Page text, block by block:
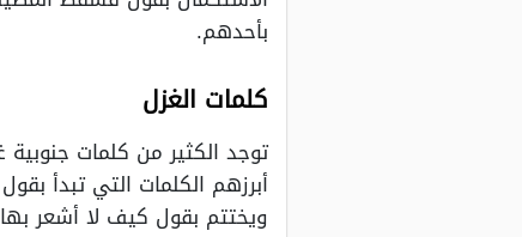
بأحدهم.
كلمات الغزل
توجد الكثير من كلمات
أبرزهم الكلمات التي تبدأ
ويختتم بقول كيف لا أشعر